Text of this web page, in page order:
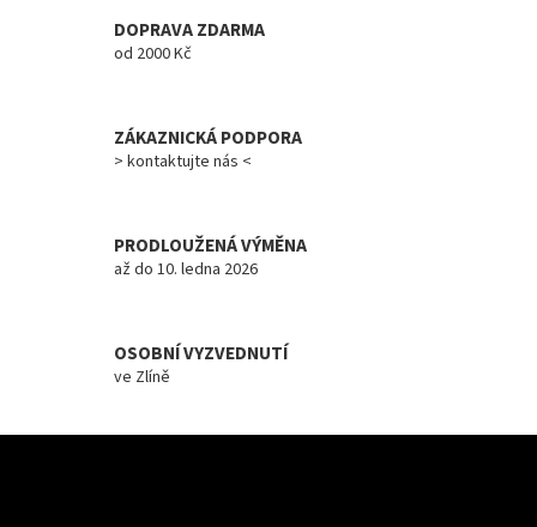
k
p
i
DOPRAVA ZDARMA
od 2000 Kč
ZÁKAZNICKÁ PODPORA
> kontaktujte nás <
PRODLOUŽENÁ VÝMĚNA
až do 10. ledna 2026
OSOBNÍ VYZVEDNUTÍ
ve Zlíně